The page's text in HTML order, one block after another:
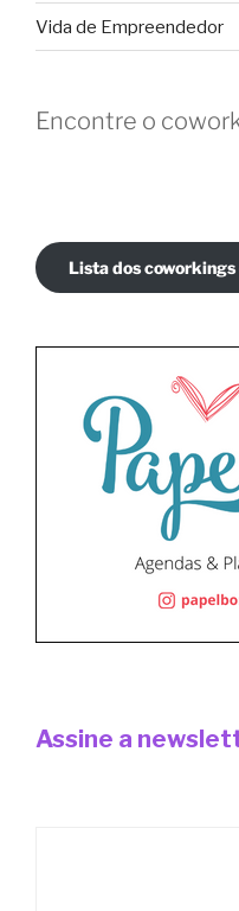
Vida de Empreendedor
Encontre o
Lista dos
Assine a